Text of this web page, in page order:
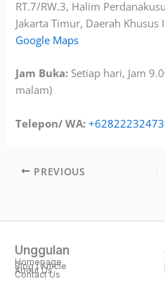
RT.7/RW.3, Halim
Jakarta Timur, Daerah
Google Maps
Jam Buka: Setiap hari, Jam
malam)
Telepon/ WA:
PREVIOUS
Unggulan
Homepage
Blog / Article
About Us
Contact Us